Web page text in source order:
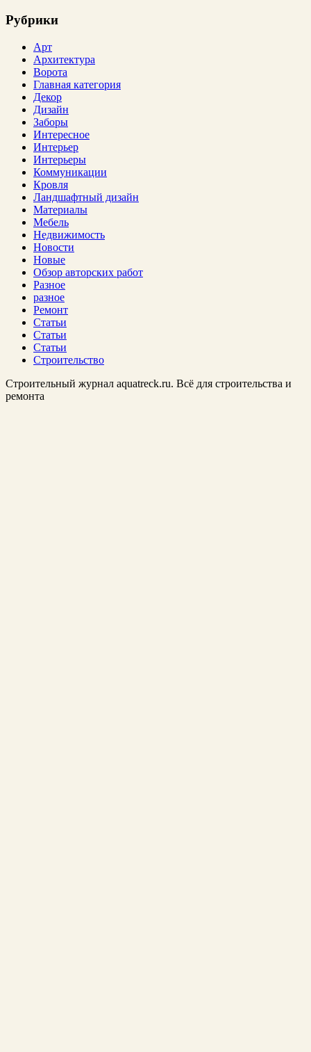
Рубрики
Арт
Архитектура
Ворота
Главная категория
Декор
Дизайн
Заборы
Интересное
Интерьер
Интерьеры
Коммуникации
Кровля
Ландшафтный дизайн
Материалы
Мебель
Недвижимость
Новости
Новые
Обзор авторских работ
Разное
разное
Ремонт
Статьи
Статьи
Статьи
Строительство
Строительный журнал aquatreck.ru. Всё для строительства и
ремонта